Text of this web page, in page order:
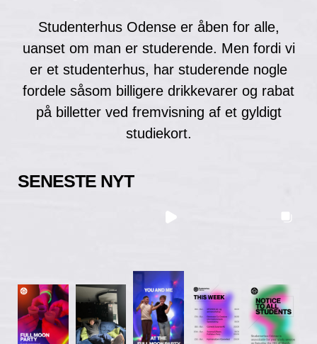
Studenterhus Odense er åben for alle,
uanset om man er studerende. Men fordi vi
er et studenterhus, har studerende nogle
fordele såsom billigere drikkevarer og rabat
på billetter ved fremvisning af et gyldigt
studiekort.
SENESTE NYT